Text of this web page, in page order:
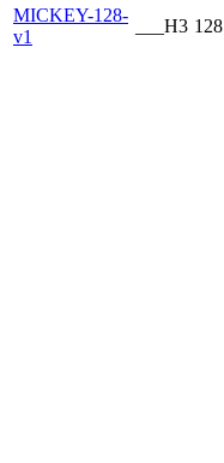
MICKEY-128-
v1
___H3 128